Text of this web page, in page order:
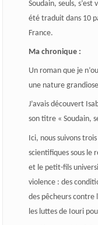
Soudain, seuls, s’est
été traduit dans 10
France.
Ma chronique :
Un roman que je
une nature
J’avais découvert
son titre « Soudain,
Ici, nous suivons
scientifiques sous le
et le petit-fils
violence : des
des pêcheurs contre
les luttes de Iouri